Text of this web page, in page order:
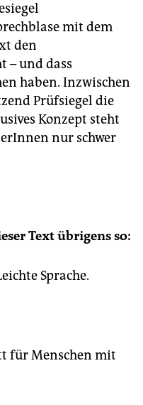
mit dem
den
– und dass
haben. Inzwischen
Prüfsiegel die
Konzept steht
nur schwer
Text übrigens so:
Sprache.
für Menschen mit